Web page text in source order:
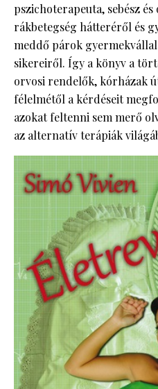
pszichoterapeuta, sebész
rákbetegség hátteréről és
meddő párok
sikereiről. Így a könyv a
orvosi rendelők, kórházak
félelmétől a kérdéseit
azokat feltenni sem merő
az alternatív terápiák